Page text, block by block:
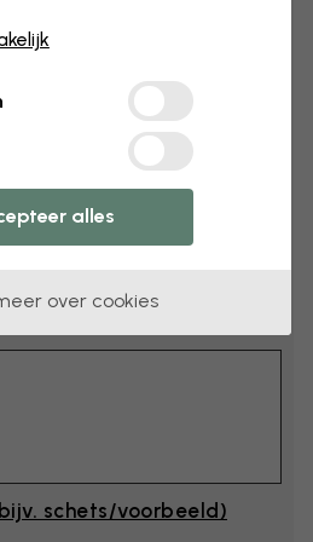
schets/voorbeeld)
alles
over cookies